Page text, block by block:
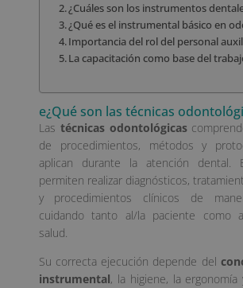
¿Cuáles son los instrumentos
¿Qué es el instrumental básico en
Importancia del rol del personal
La capacitación como base del
e¿Qué son las técnicas
Las técnicas odontológicas
de procedimientos, métodos y
aplican durante la atención dental.
permiten realizar diagnósticos,
y procedimientos clínicos de
cuidando tanto al/la paciente como
salud.
Su correcta ejecución depende del
instrumental, la higiene, la